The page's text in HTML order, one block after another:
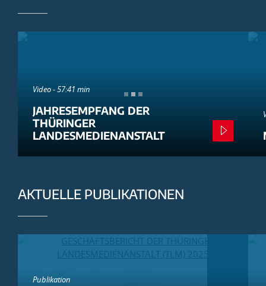
Video - 57:41 min
JAHRESEMPFANG DER
THÜRINGER
LANDESMEDIENANSTALT
AKTUELLE PUBLIKATIONEN
Publikation